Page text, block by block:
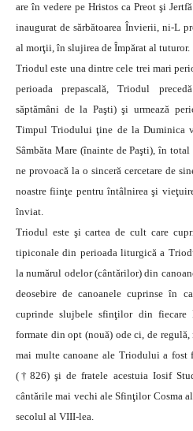
are în vedere pe Hristos ca Preot şi
inaugurat de sărbătoarea Învierii, ni-L
al morţii, în slujirea de Împărat al tuturor.
Triodul este una dintre cele trei mari
perioada prepascală, Triodul
săptămâni de la Paşti) şi urmează
Timpul Triodului ţine de la Duminica
Sâmbăta Mare (înainte de Paşti), în total
ne provoacă la o sinceră cercetare de
noastre fiinţe pentru întâlnirea şi
înviat.
Triodul este şi cartea de cult care
tipiconale din perioada liturgică a
la numărul odelor (cântărilor) din
deosebire de canoanele cuprinse în
cuprinde slujbele sfinţilor din
formate din opt (nouă) ode ci, de
mai multe canoane ale Triodului a fost
(†826) şi de fratele acestuia Iosif
cântările mai vechi ale Sfinţilor Cosma
secolul al VIII-lea.